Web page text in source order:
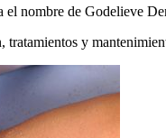
nombre de Godelieve
y